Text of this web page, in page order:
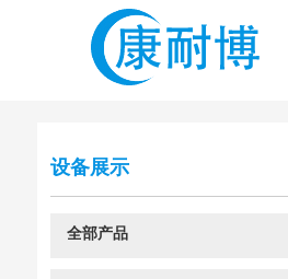
设备展示
全部产品